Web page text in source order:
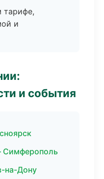
тарифе,
и
и события
Симферополь
на-Дону